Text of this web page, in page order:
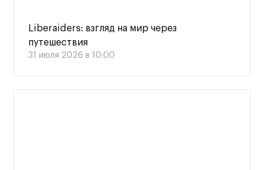
Liberaiders: взгляд на мир через
путешествия
31 июля 2026 в 10:00